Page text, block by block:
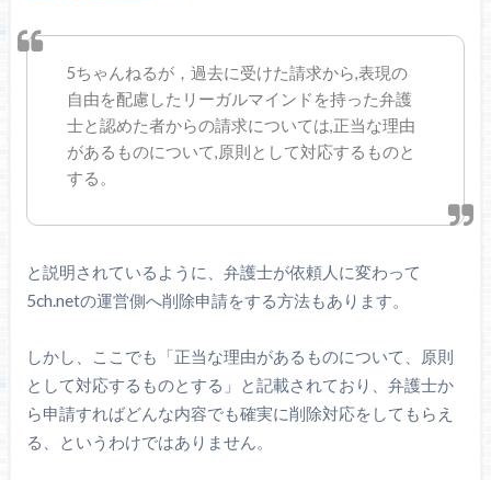
5ちゃんねるが，過去に受けた請求から,表現の
自由を配慮したリーガルマインドを持った弁護
士と認めた者からの請求については,正当な理由
があるものについて,原則として対応するものと
する。
と説明されているように、弁護士が依頼人に変わって
5ch.netの運営側へ削除申請をする方法もあります。
しかし、ここでも「正当な理由があるものについて、原則
として対応するものとする」と記載されており、弁護士か
ら申請すればどんな内容でも確実に削除対応をしてもらえ
る、というわけではありません。